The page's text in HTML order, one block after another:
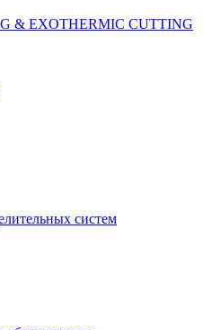
& EXOTHERMIC CUTTING
систем